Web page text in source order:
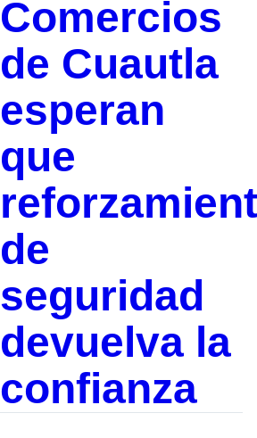
Comercios
de Cuautla
esperan
que
de
seguridad
devuelva la
confianza